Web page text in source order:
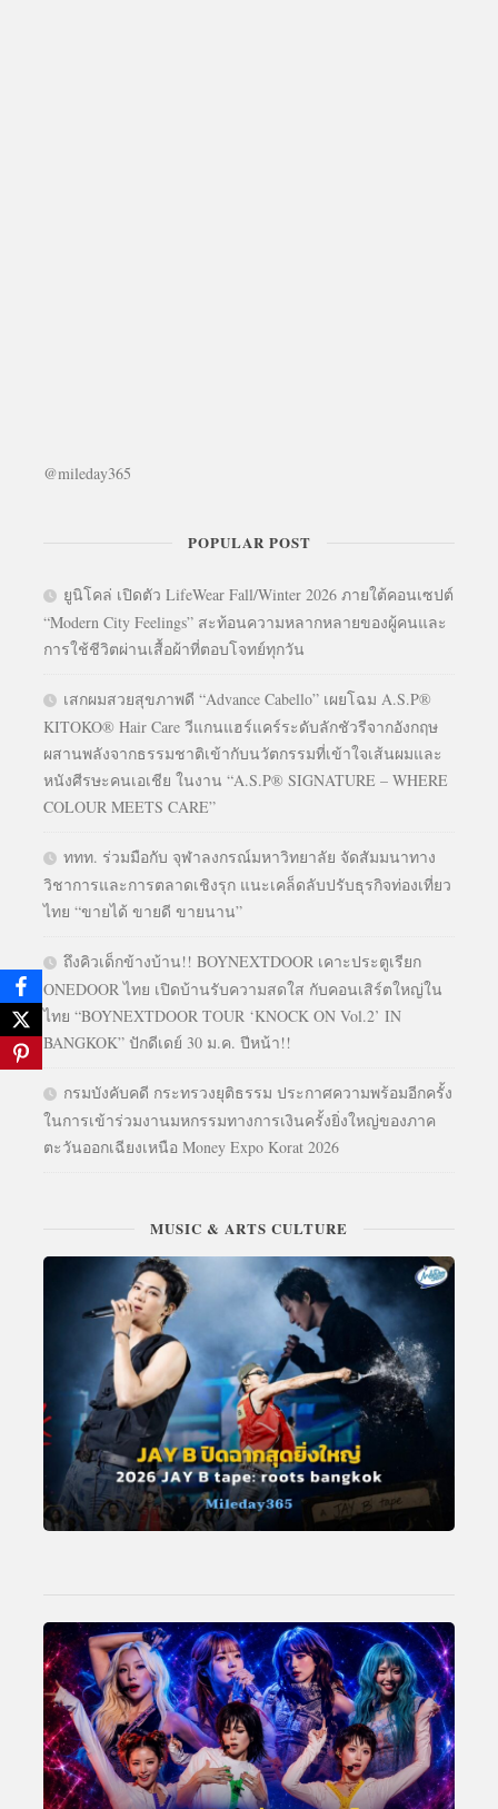
@mileday365
POPULAR POST
ยูนิโคล่ เปิดตัว LifeWear Fall/Winter 2026 ภายใต้คอนเซปต์
“Modern City Feelings” สะท้อนความหลากหลายของผู้คนและ
การใช้ชีวิตผ่านเสื้อผ้าที่ตอบโจทย์ทุกวัน
เสกผมสวยสุขภาพดี “Advance Cabello” เผยโฉม A.S.P®
KITOKO® Hair Care วีแกนแฮร์แคร์ระดับลักชัวรีจากอังกฤษ
ผสานพลังจากธรรมชาติเข้ากับนวัตกรรมที่เข้าใจเส้นผมและ
หนังศีรษะคนเอเชีย ในงาน “A.S.P® SIGNATURE – WHERE
COLOUR MEETS CARE”
ททท. ร่วมมือกับ จุฬาลงกรณ์มหาวิทยาลัย จัดสัมมนาทาง
วิชาการและการตลาดเชิงรุก แนะเคล็ดลับปรับธุรกิจท่องเที่ยว
ไทย “ขายได้ ขายดี ขายนาน”
ถึงคิวเด็กข้างบ้าน!! BOYNEXTDOOR เคาะประตูเรียก
ONEDOOR ไทย เปิดบ้านรับความสดใส กับคอนเสิร์ตใหญ่ใน
ไทย “BOYNEXTDOOR TOUR ‘KNOCK ON Vol.2’ IN
BANGKOK” ปักดีเดย์ 30 ม.ค. ปีหน้า!!
กรมบังคับคดี กระทรวงยุติธรรม ประกาศความพร้อมอีกครั้ง
ในการเข้าร่วมงานมหกรรมทางการเงินครั้งยิ่งใหญ่ของภาค
ตะวันออกเฉียงเหนือ Money Expo Korat 2026
MUSIC & ARTS CULTURE